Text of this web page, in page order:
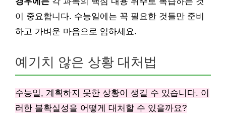
이 중요합니다. 수능일에는 꼭 필요한 것들만 준비
하고 가벼운 마음으로 임하세요.
예기치 않은 상황 대처법
수능일, 계획하지 못한 상황이 생길 수 있습니다. 이
러한 불확실성을 어떻게 대처할 수 있을까요?